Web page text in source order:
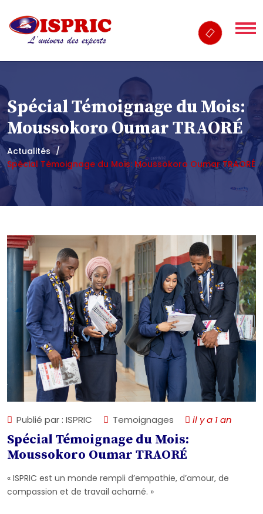
Spécial Témoignage du Mois:
Moussokoro Oumar TRAORÉ
Actualités
Spécial Témoignage du Mois: Moussokoro Oumar TRAORÉ
Publié par : ISPRIC Temoignages il y a 1 an
Spécial Témoignage du Mois:
Moussokoro Oumar TRAORÉ
« ISPRIC est un monde rempli d’empathie, d’amour, de
compassion et de travail acharné. »